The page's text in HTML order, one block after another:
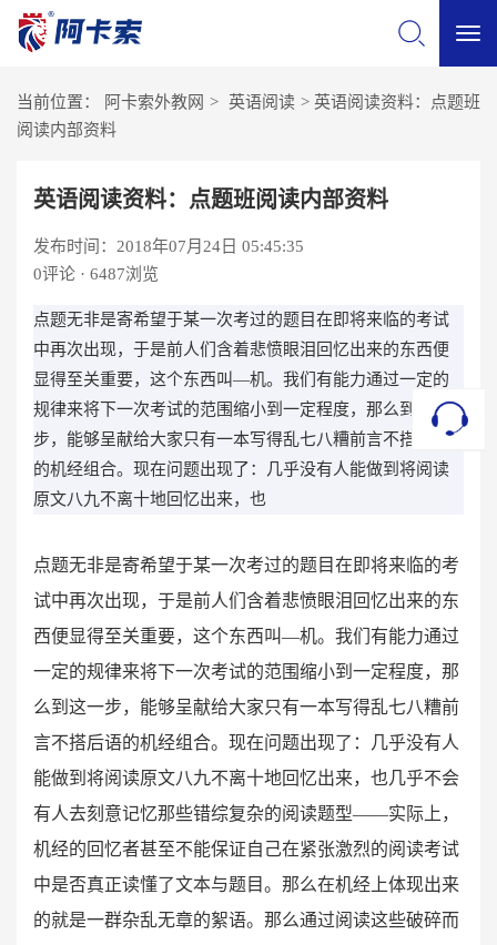
当前位置： 阿卡索外教网 > 英语阅读 > 英语阅读资料：点题班
阅读内部资料
英语阅读资料：点题班阅读内部资料
发布时间：2018年07月24日 05:45:35
0评论 · 6487浏览
点题无非是寄希望于某一次考过的题目在即将来临的考试
中再次出现，于是前人们含着悲愤眼泪回忆出来的东西便
显得至关重要，这个东西叫―机。我们有能力通过一定的
规律来将下一次考试的范围缩小到一定程度，那么到这一
步，能够呈献给大家只有一本写得乱七八糟前言不搭后语
的机经组合。现在问题出现了：几乎没有人能做到将阅读
原文八九不离十地回忆出来，也
点题无非是寄希望于某一次考过的题目在即将来临的考
试中再次出现，于是前人们含着悲愤眼泪回忆出来的东
西便显得至关重要，这个东西叫―机。我们有能力通过
一定的规律来将下一次考试的范围缩小到一定程度，那
么到这一步，能够呈献给大家只有一本写得乱七八糟前
言不搭后语的机经组合。现在问题出现了：几乎没有人
能做到将阅读原文八九不离十地回忆出来，也几乎不会
有人去刻意记忆那些错综复杂的阅读题型——实际上，
机经的回忆者甚至不能保证自己在紧张激烈的阅读考试
中是否真正读懂了文本与题目。那么在机经上体现出来
的就是一群杂乱无章的絮语。那么通过阅读这些破碎而